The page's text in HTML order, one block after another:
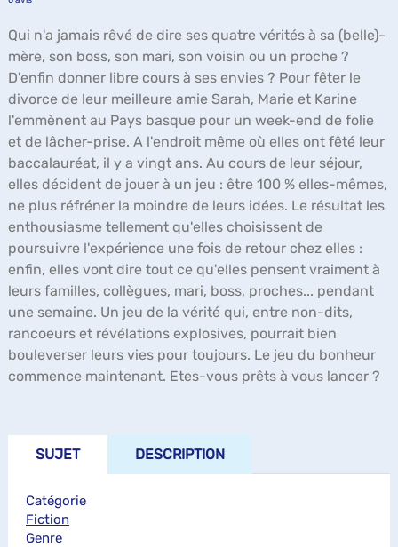
Qui n'a jamais rêvé de dire ses quatre vérités à sa (belle)-
mère, son boss, son mari, son voisin ou un proche ?
D'enfin donner libre cours à ses envies ? Pour fêter le
divorce de leur meilleure amie Sarah, Marie et Karine
l'emmènent au Pays basque pour un week-end de folie
et de lâcher-prise. A l'endroit même où elles ont fêté leur
baccalauréat, il y a vingt ans. Au cours de leur séjour,
elles décident de jouer à un jeu : être 100 % elles-mêmes,
ne plus réfréner la moindre de leurs idées. Le résultat les
enthousiasme tellement qu'elles choisissent de
poursuivre l'expérience une fois de retour chez elles :
enfin, elles vont dire tout ce qu'elles pensent vraiment à
leurs familles, collègues, mari, boss, proches... pendant
une semaine. Un jeu de la vérité qui, entre non-dits,
rancoeurs et révélations explosives, pourrait bien
bouleverser leurs vies pour toujours. Le jeu du bonheur
commence maintenant. Etes-vous prêts à vous lancer ?
SUJET DESCRIPTION
Catégorie
Fiction
Genre